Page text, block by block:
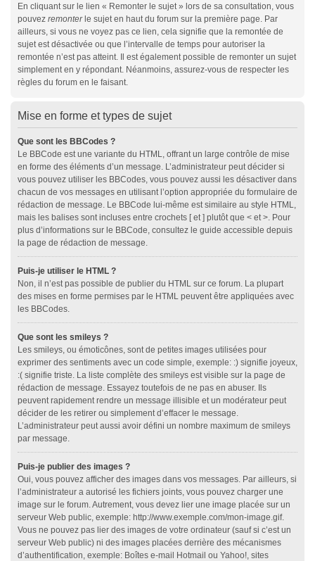
En cliquant sur le lien « Remonter le sujet » lors de sa consultation, vous
pouvez remonterle sujet en haut du forum sur la première page. Par
ailleurs, si vous ne voyez pas ce lien, cela signifie que la remontée de
sujet est désactivée ou que l’intervalle de temps pour autoriser la
remontée n’est pas atteint. Il est également possible de remonter un sujet
simplement en y répondant. Néanmoins, assurez-vous de respecter les
règles du forum en le faisant.
Mise en forme et types de sujet
Que sont les BBCodes ?
Le BBCode est une variante du HTML, offrant un large contrôle de mise
en forme des éléments d’un message. L’administrateur peut décider si
vous pouvez utiliser les BBCodes, vous pouvez aussi les désactiver dans
chacun de vos messages en utilisant l’option appropriée du formulaire de
rédaction de message. Le BBCode lui-même est similaire au style HTML,
mais les balises sont incluses entre crochets [ et ] plutôt que < et >. Pour
plus d’informations sur le BBCode, consultez le guide accessible depuis
la page de rédaction de message.
Puis-je utiliser le HTML ?
Non, il n’est pas possible de publier du HTML sur ce forum. La plupart
des mises en forme permises par le HTML peuvent être appliquées avec
les BBCodes.
Que sont les smileys ?
Les smileys, ou émoticônes, sont de petites images utilisées pour
exprimer des sentiments avec un code simple, exemple: :) signifie joyeux,
:( signifie triste. La liste complète des smileys est visible sur la page de
rédaction de message. Essayez toutefois de ne pas en abuser. Ils
peuvent rapidement rendre un message illisible et un modérateur peut
décider de les retirer ou simplement d’effacer le message.
L’administrateur peut aussi avoir défini un nombre maximum de smileys
par message.
Puis-je publier des images ?
Oui, vous pouvez afficher des images dans vos messages. Par ailleurs, si
l’administrateur a autorisé les fichiers joints, vous pouvez charger une
image sur le forum. Autrement, vous devez lier une image placée sur un
serveur Web public, exemple: http://www.exemple.com/mon-image.gif.
Vous ne pouvez pas lier des images de votre ordinateur (sauf si c’est un
serveur Web public) ni des images placées derrière des mécanismes
d’authentification, exemple: Boîtes e-mail Hotmail ou Yahoo!, sites